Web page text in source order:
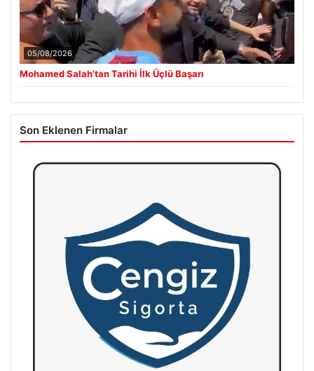
05/08/2026
Mohamed Salah’tan Tarihi İlk Üçlü Başarı
Son Eklenen Firmalar